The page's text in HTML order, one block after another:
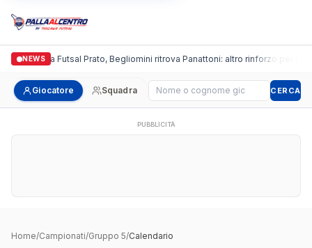
NEWS
Italgronda Futsal Prato, Begliomini ritrova Panattoni: altro rinforzo per i
Giocatore Squadra Cerca giocatore CERCA
PUBBLICITÀ
Home/Campionati/Gruppo 5/Calendario